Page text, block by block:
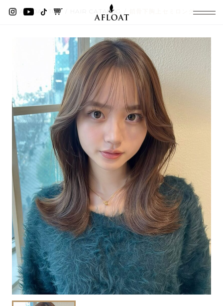
AFLOAT TOP HAIR CATALOG 鎖骨下胸上セミロング